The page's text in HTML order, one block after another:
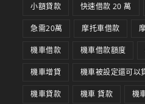
小額貸款 快速借款 20 萬
急需20萬 摩托車借款
機車借款 機車借款額度
機車增貸 機車被設定還可以
機車貸款 機車 貸款 機